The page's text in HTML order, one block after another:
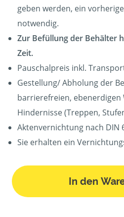
geben werden, ein
notwendig.
Zur Befüllung der Behälter
Zeit.
Pauschalpreis inkl.
Gestellung/ Abholung der
barrierefreien, ebenerdigen
Hindernisse (Treppen,
Aktenvernichtung nach DIN
Sie erhalten ein
In den